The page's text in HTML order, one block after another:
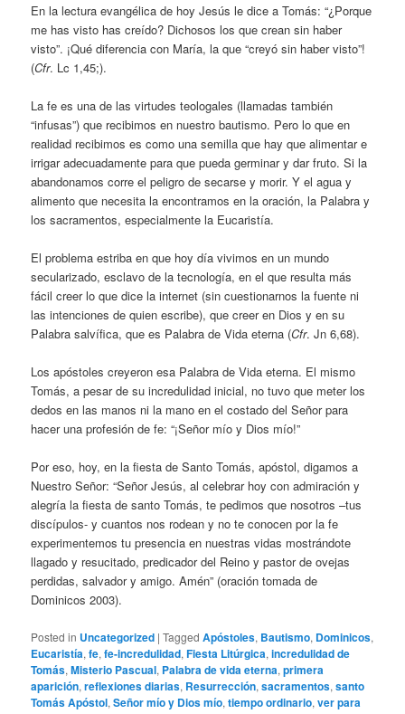
En la lectura evangélica de hoy Jesús le dice a Tomás: “¿Porque
me has visto has creído? Dichosos los que crean sin haber
visto”. ¡Qué diferencia con María, la que “creyó sin haber visto”!
(Cfr. Lc 1,45;).
La fe es una de las virtudes teologales (llamadas también
“infusas”) que recibimos en nuestro bautismo. Pero lo que en
realidad recibimos es como una semilla que hay que alimentar e
irrigar adecuadamente para que pueda germinar y dar fruto. Si la
abandonamos corre el peligro de secarse y morir. Y el agua y
alimento que necesita la encontramos en la oración, la Palabra y
los sacramentos, especialmente la Eucaristía.
El problema estriba en que hoy día vivimos en un mundo
secularizado, esclavo de la tecnología, en el que resulta más
fácil creer lo que dice la internet (sin cuestionarnos la fuente ni
las intenciones de quien escribe), que creer en Dios y en su
Palabra salvífica, que es Palabra de Vida eterna (Cfr. Jn 6,68).
Los apóstoles creyeron esa Palabra de Vida eterna. El mismo
Tomás, a pesar de su incredulidad inicial, no tuvo que meter los
dedos en las manos ni la mano en el costado del Señor para
hacer una profesión de fe: “¡Señor mío y Dios mío!”
Por eso, hoy, en la fiesta de Santo Tomás, apóstol, digamos a
Nuestro Señor: “Señor Jesús, al celebrar hoy con admiración y
alegría la fiesta de santo Tomás, te pedimos que nosotros –tus
discípulos- y cuantos nos rodean y no te conocen por la fe
experimentemos tu presencia en nuestras vidas mostrándote
llagado y resucitado, predicador del Reino y pastor de ovejas
perdidas, salvador y amigo. Amén” (oración tomada de
Dominicos 2003).
Posted in Uncategorized |Tagged Apóstoles, Bautismo, Dominicos,
Eucaristía,fe,fe-incredulidad,Fiesta Litúrgica,incredulidad de
Tomás,Misterio Pascual, Palabra de vida eterna,primera
aparición,reflexiones diarias, Resurrección,sacramentos,santo
Tomás Apóstol,Señor mío y Dios mío,tiempo ordinario,ver para